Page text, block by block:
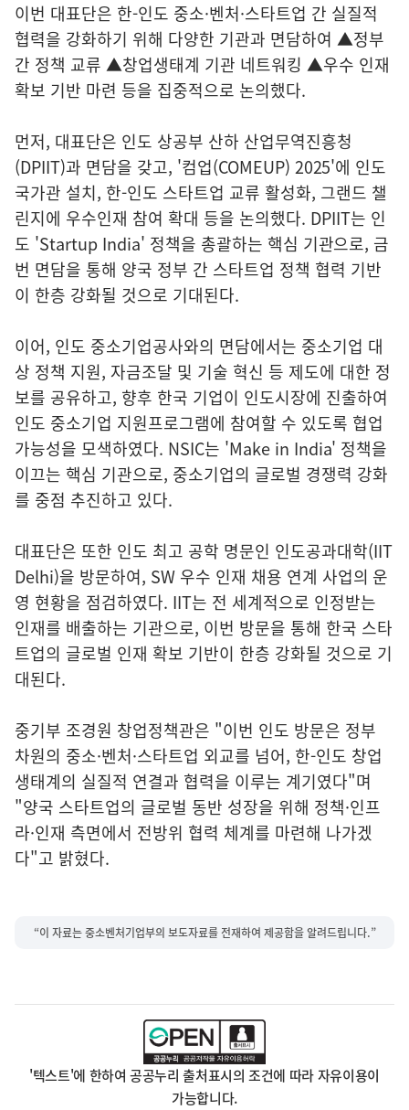
이번 대표단은 한-인도 중소·벤처·스타트업 간 실질적
협력을 강화하기 위해 다양한 기관과 면담하여 ▲정부
간 정책 교류 ▲창업생태계 기관 네트워킹 ▲우수 인재
확보 기반 마련 등을 집중적으로 논의했다.
먼저, 대표단은 인도 상공부 산하 산업무역진흥청
(DPIIT)과 면담을 갖고, '컴업(COMEUP) 2025'에 인도
국가관 설치, 한-인도 스타트업 교류 활성화, 그랜드 챌
린지에 우수인재 참여 확대 등을 논의했다. DPIIT는 인
도 'Startup India' 정책을 총괄하는 핵심 기관으로, 금
번 면담을 통해 양국 정부 간 스타트업 정책 협력 기반
이 한층 강화될 것으로 기대된다.
이어, 인도 중소기업공사와의 면담에서는 중소기업 대
상 정책 지원, 자금조달 및 기술 혁신 등 제도에 대한 정
보를 공유하고, 향후 한국 기업이 인도시장에 진출하여
인도 중소기업 지원프로그램에 참여할 수 있도록 협업
가능성을 모색하였다. NSIC는 'Make in India' 정책을
이끄는 핵심 기관으로, 중소기업의 글로벌 경쟁력 강화
를 중점 추진하고 있다.
대표단은 또한 인도 최고 공학 명문인 인도공과대학(IIT
Delhi)을 방문하여, SW 우수 인재 채용 연계 사업의 운
영 현황을 점검하였다. IIT는 전 세계적으로 인정받는
인재를 배출하는 기관으로, 이번 방문을 통해 한국 스타
트업의 글로벌 인재 확보 기반이 한층 강화될 것으로 기
대된다.
중기부 조경원 창업정책관은 "이번 인도 방문은 정부
차원의 중소·벤처·스타트업 외교를 넘어, 한-인도 창업
생태계의 실질적 연결과 협력을 이루는 계기였다"며
"양국 스타트업의 글로벌 동반 성장을 위해 정책·인프
라·인재 측면에서 전방위 협력 체계를 마련해 나가겠
다"고 밝혔다.
“이 자료는 중소벤처기업부의 보도자료를 전재하여 제공함을 알려드립니다.”
'텍스트'에 한하여 공공누리 출처표시의 조건에 따라 자유이용이
가능합니다.